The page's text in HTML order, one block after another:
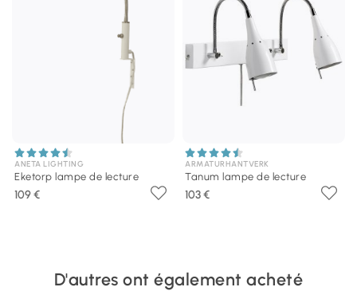
ANETA LIGHTING
Eketorp lampe de lecture
109 €
ARMATURHANTVERK
Tanum lampe de lecture
103 €
D'autres ont également acheté